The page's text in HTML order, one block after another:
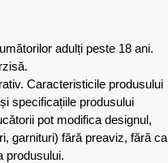
adulți peste 18 ani.
Caracteristicile produsului
specificațiile produsului
pot modifica designul,
garnituri) fără preaviz, fără ca
produsului.